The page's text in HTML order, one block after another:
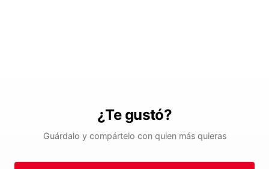
¿Te gustó?
Guárdalo y compártelo con quien más quieras